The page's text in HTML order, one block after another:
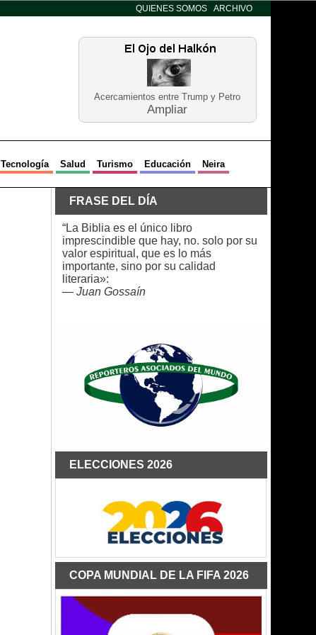
QUIENES SOMOS ARCHIVO
Acercamientos entre Trump y Petro
Ampliar
Tecnología Salud Turismo Educación Neira
FRASE DEL DÍA
“La Biblia es el único libro
imprescindible que hay, no. solo por su
valor espiritual, que es lo más
importante, sino por su calidad
literaria»:
— Juan Gossaín
ELECCIONES 2026
COPA MUNDIAL DE LA FIFA 2026